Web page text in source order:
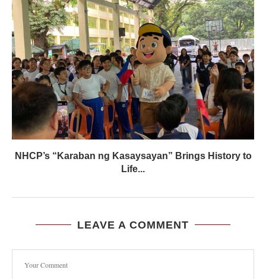
NHCP’s “Karaban ng Kasaysayan” Brings History to
Life...
LEAVE A COMMENT